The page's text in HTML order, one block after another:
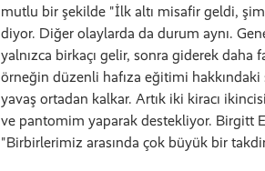
mutlu bir şekilde "İlk altı misafir geldi,
diyor. Diğer olaylarda da durum aynı.
yalnızca birkaçı gelir, sonra giderek daha
örneğin düzenli hafıza eğitimi hakkındaki
yavaş ortadan kalkar. Artık iki kiracı
ve pantomim yaparak destekliyor. Birgitt
"Birbirlerimiz arasında çok büyük bir